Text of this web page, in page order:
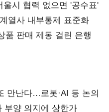
시 협력 없으면 '공수표'
열사 내부통제 표준화
품 판매 제동 걸린 은행
만난다…로봇·AI 등 논의
부양 의지에 상한가